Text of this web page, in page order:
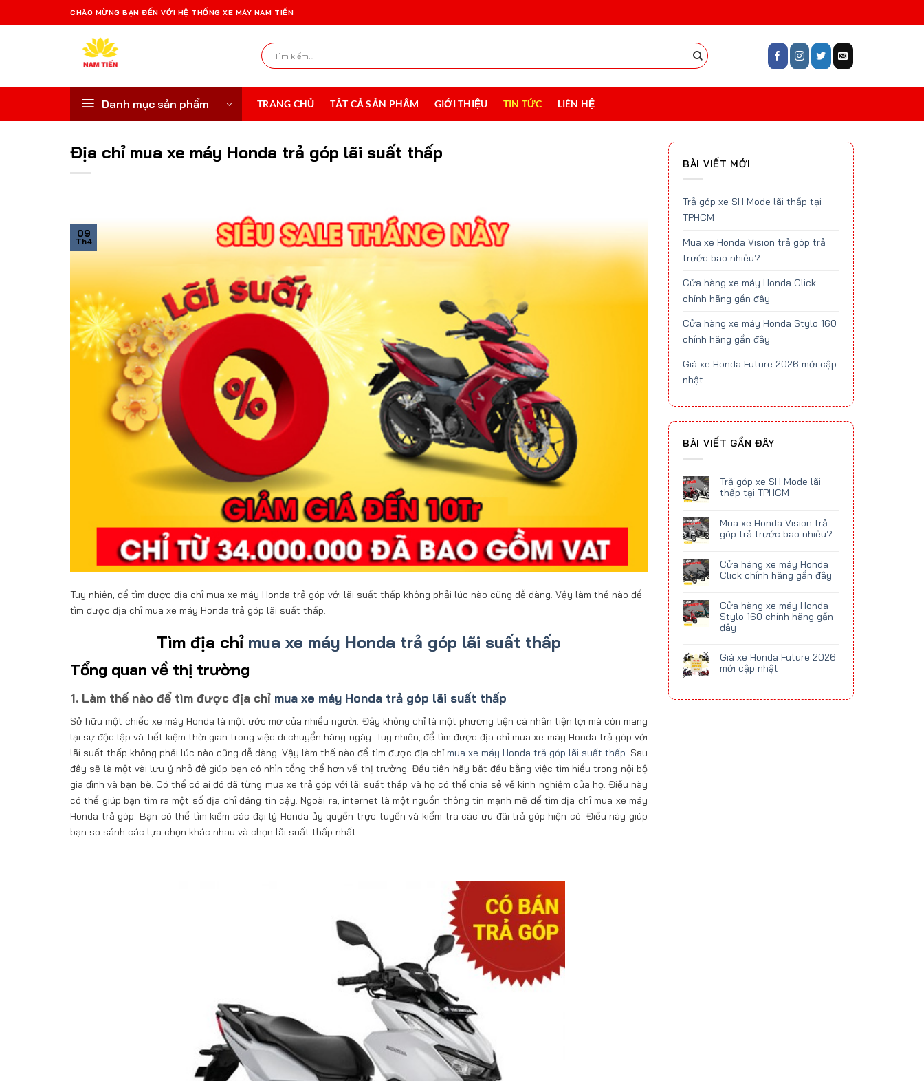
qua
CHÀO MỪNG BẠN ĐẾN VỚI HỆ THỐNG XE MÁY NAM TIẾN
Tìm
kiếm:
Danh mục sản phẩm TRANG CHỦ TẤT CẢ SẢN PHẨM GIỚI THIỆU TIN TỨC LIÊN HỆ
Địa chỉ mua xe máy Honda trả góp lãi suất thấp
09
Th4
Tuy nhiên, để tìm được địa chỉ mua xe máy Honda trả góp với lãi suất thấp không phải lúc nào cũng dễ dàng. Vậy làm thế nào để
tìm được địa chỉ mua xe máy Honda trả góp lãi suất thấp.
Tìm địa chỉ mua xe máy Honda trả góp lãi suất thấp
Tổng quan về thị trường
1. Làm thế nào để tìm được địa chỉ mua xe máy Honda trả góp lãi suất thấp
Sở hữu một chiếc xe máy Honda là một ước mơ của nhiều người. Đây không chỉ là một phương tiện cá nhân tiện lợi mà còn mang
lại sự độc lập và tiết kiệm thời gian trong việc di chuyển hàng ngày. Tuy nhiên, để tìm được địa chỉ mua xe máy Honda trả góp với
lãi suất thấp không phải lúc nào cũng dễ dàng. Vậy làm thế nào để tìm được địa chỉ mua xe máy Honda trả góp lãi suất thấp. Sau
đây sẽ là một vài lưu ý nhỏ đễ giúp bạn có nhìn tổng thể hơn về thị trường. Đầu tiên hãy bắt đầu bằng việc tìm hiểu trong nội bộ
gia đình và bạn bè. Có thể có ai đó đã từng mua xe trả góp với lãi suất thấp và họ có thể chia sẻ về kinh nghiệm của họ. Điều này
có thể giúp bạn tìm ra một số địa chỉ đáng tin cậy. Ngoài ra, internet là một nguồn thông tin mạnh mẽ để tìm địa chỉ mua xe máy
Honda trả góp. Bạn có thể tìm kiếm các đại lý Honda ủy quyền trực tuyến và kiểm tra các ưu đãi trả góp hiện có. Điều này giúp
bạn so sánh các lựa chọn khác nhau và chọn lãi suất thấp nhất.
BÀI VIẾT MỚI
Trả góp xe SH Mode lãi thấp tại
TPHCM
Mua xe Honda Vision trả góp trả
trước bao nhiêu?
Cửa hàng xe máy Honda Click
chính hãng gần đây
Cửa hàng xe máy Honda Stylo 160
chính hãng gần đây
Giá xe Honda Future 2026 mới cập
nhật
BÀI VIẾT GẦN ĐÂY
Trả góp xe SH Mode lãi
thấp tại TPHCM
Mua xe Honda Vision trả
góp trả trước bao nhiêu?
Cửa hàng xe máy Honda
Click chính hãng gần đây
Cửa hàng xe máy Honda
Stylo 160 chính hãng gần
đây
Giá xe Honda Future 2026
mới cập nhật